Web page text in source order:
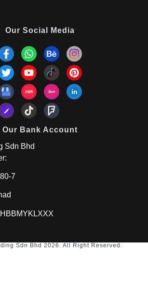
Our Social Media
Our Bank Account
Sdn Bhd
7
Sdn Bhd 2026. All Right Reserved.